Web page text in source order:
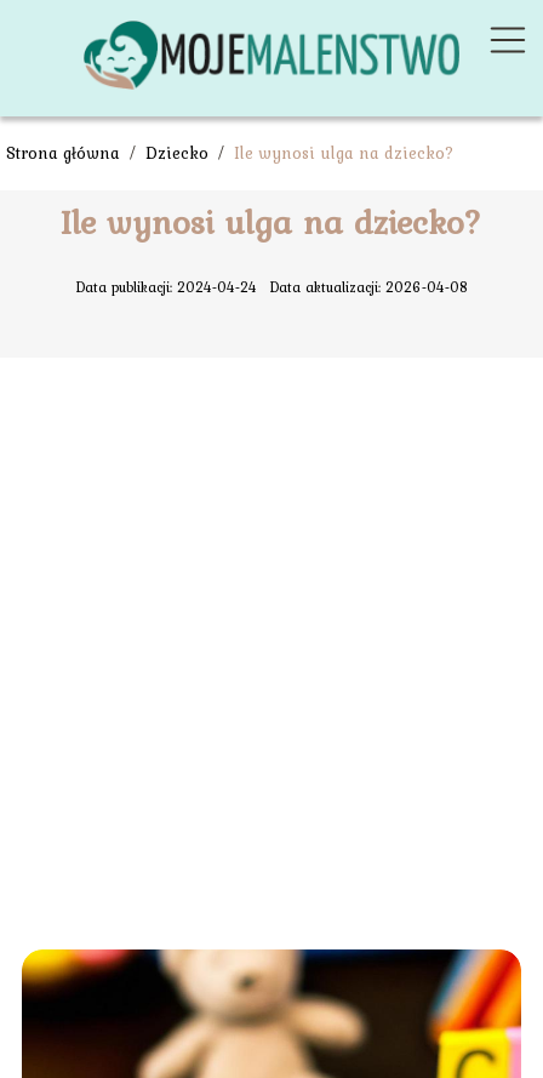
Strona główna / Dziecko / Ile wynosi ulga na dziecko?
Ile wynosi ulga na dziecko?
Data publikacji: 2024-04-24 Data aktualizacji: 2026-04-08